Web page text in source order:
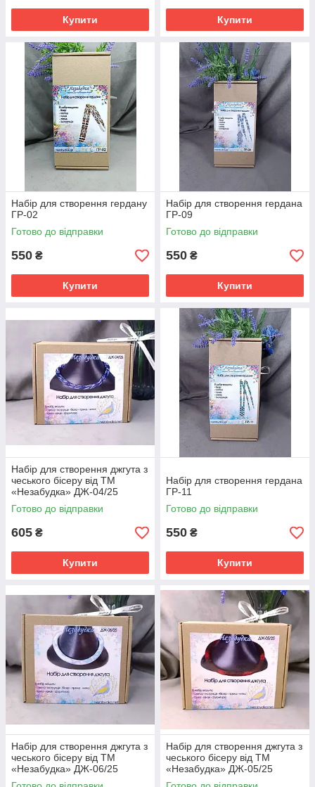
Купити Купити
Набір для створення гердану
ГР-02
Готово до відправки
550 ₴
Купити
Набір для створення гердана
ГР-09
Готово до відправки
550 ₴
Купити
Набір для створення джгута з
чеського бісеру від ТМ
«Незабудка» ДЖ-04/25
Готово до відправки
605 ₴
Купити
Набір для створення гердана
ГР-11
Готово до відправки
550 ₴
Купити
Набір для створення джгута з
чеського бісеру від ТМ
«Незабудка» ДЖ-06/25
Набір для створення джгута з
чеського бісеру від ТМ
«Незабудка» ДЖ-05/25